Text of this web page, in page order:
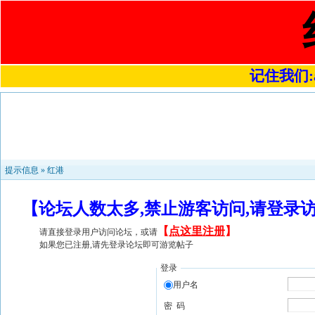
记住我们
提示信息 » 红港
【论坛人数太多,禁止游客访问,请登
请直接登录用户访问论坛，或请 【 点这里注册】
如果您已注册,请先登录论坛即可游览帖子
登录
用户名
密 码